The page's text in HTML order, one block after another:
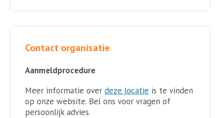
Contact organisatie
Aanmeldprocedure
Meer informatie over deze locatie is te vinden
op onze website. Bel ons voor vragen of
persoonlijk advies.